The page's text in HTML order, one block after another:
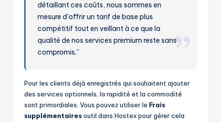
détaillant ces coûts, nous sommes en
mesure d'offrir un tarif de base plus
compétitif tout en veillant à ce que la
qualité de nos services premium reste sans
compromis.”
Pour les clients déjà enregistrés qui souhaitent ajouter
des services optionnels, la rapidité et la commodité
sont primordiales. Vous pouvez utiliser le Frais
supplémentairesoutil dans Hostex pour gérer cela